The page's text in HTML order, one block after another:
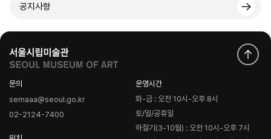
공지사항
문의
semaaa@seoul.go.kr
02-2124-7400
운영시간
화-금 : 오전 10시-오후 8시
토/일/공휴일
하절기(3-10월) : 오전 10시-오후 7시